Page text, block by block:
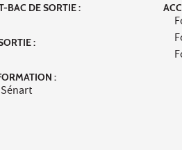
BAC DE SORTIE :
:
: